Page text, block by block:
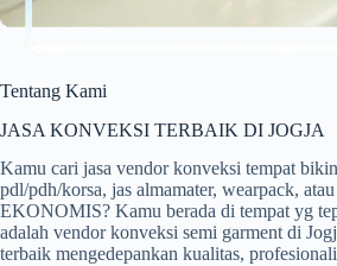
Tentang Kami
JASA KONVEKSI TERBAIK DI JOGJA
Kamu cari jasa vendor konveksi tempat
pdl/pdh/korsa, jas almamater, wearpack,
EKONOMIS? Kamu berada di tempat yg
adalah vendor konveksi semi garment di
terbaik mengedepankan kualitas,